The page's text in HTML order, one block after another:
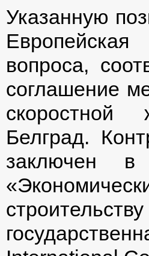
Указанную
вопроса,
соглашение
скоростной
Белград.
заключен